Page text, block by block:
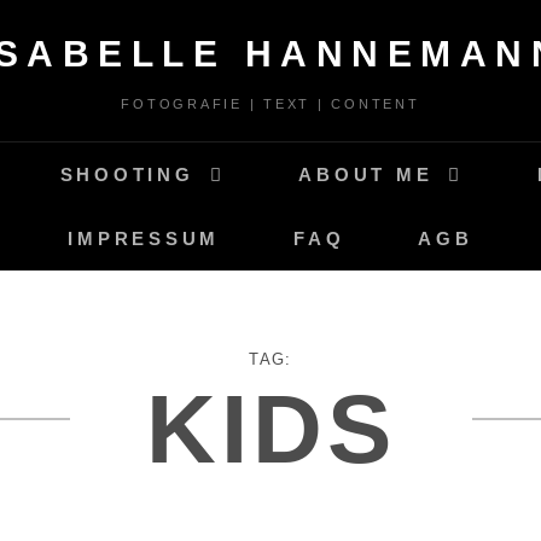
FOTOGRAFIE | TEXT | CONTENT
SHOOTING ABOUT ME
IMPRESSUM FAQ AGB
TAG:
KIDS